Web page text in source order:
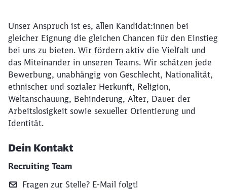
Unser Anspruch ist es, allen Kandidat:innen bei
gleicher Eignung die gleichen Chancen für den Einstieg
bei uns zu bieten. Wir fördern aktiv die Vielfalt und
das Miteinander in unseren Teams. Wir schätzen jede
Bewerbung, unabhängig von Geschlecht, Nationalität,
ethnischer und sozialer Herkunft, Religion,
Weltanschauung, Behinderung, Alter, Dauer der
Arbeitslosigkeit sowie sexueller Orientierung und
Identität.
Dein Kontakt
Recruiting Team
Fragen zur Stelle? E‑Mail folgt!